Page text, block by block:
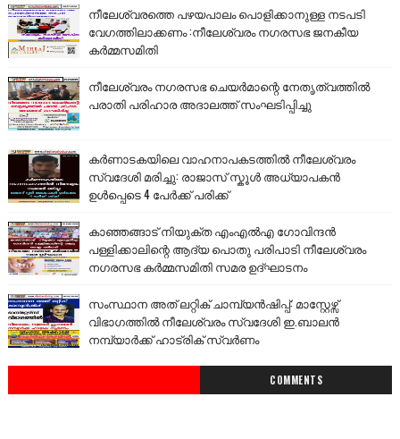
നീലേശ്വരത്തെ പഴയപാലം പൊളിക്കാനുള്ള നടപടി
വേഗത്തിലാക്കണം :നീലേശ്വരം നഗരസഭ ജനകീയ
കർമ്മസമിതി
നീലേശ്വരം നഗരസഭ ചെയർമാന്റെ നേതൃത്വത്തിൽ
പരാതി പരിഹാര അദാലത്ത് സംഘടിപ്പിച്ചു
കർണാടകയിലെ വാഹനാപകടത്തിൽ നീലേശ്വരം
സ്വദേശി മരിച്ചു: രാജാസ് സ്കൂൾ അധ്യാപകൻ
ഉൾപ്പെടെ 4 പേർക്ക് പരിക്ക്
കാഞ്ഞങ്ങാട് നിയുക്ത എംഎൽഎ ഗോവിന്ദൻ
പള്ളിക്കാലിന്റെ ആദ്യ പൊതു പരിപാടി നീലേശ്വരം
നഗരസഭ കർമ്മസമിതി സമര ഉദ്ഘാടനം
സംസ്ഥാന അത് ലറ്റിക് ചാമ്പ്യൻഷിപ്പ്: മാസ്റ്റേഴ്സ്
വിഭാഗത്തിൽ നീലേശ്വരം സ്വദേശി ഇ.ബാലൻ
നമ്പ്യാർക്ക് ഹാട്രിക് സ്വർണം
COMMENTS